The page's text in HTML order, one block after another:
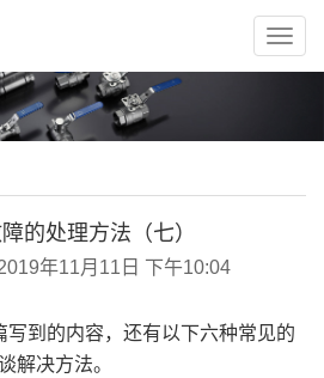
的处理方法（七）
年11月11日 下午10:04
到的内容，还有以下六种常见的
解决方法。